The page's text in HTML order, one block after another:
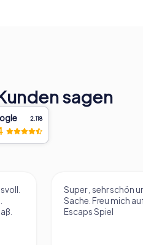
sagen
2.118
Super , sehr schön
Sache. Freu mich
Escaps Spiel